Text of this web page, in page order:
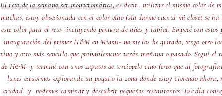
El reto de la semana ser monocromática,es decir...utilizar el mismo color de
muchas, estoy obsesionada con el color vino (sin darme cuenta mi closet se
este color para el reto- incluyendo pintura de uñas y labial. Empecé con estos
inauguración del primer H&M en Miami- no me los he quitado, tengo otro
vino y otro más sencillo que probablemente verán mañana o pasado. Seguí el
de H&M- y terminé con unos zapatos de terciopelo vino (creo que al
lunes estuvimos explorando un poquito la zona donde estoy viviendo ahora,
ciudad...y podemos caminar y descubrir pequeños restaurantes. Ese día